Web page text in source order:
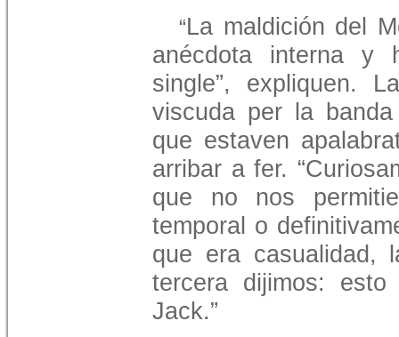
“La maldición del
anécdota interna y
single”, expliquen.
viscuda per la
que estaven
arribar a fer.
que no nos
temporal o
que era casualidad,
tercera dijimos:
Jack.”